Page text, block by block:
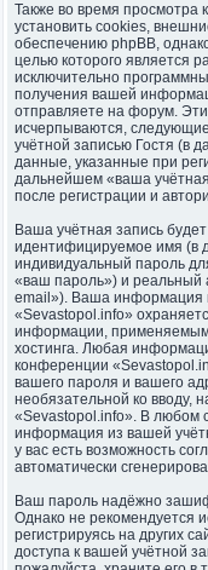
Также во время
установить cookies,
обеспечению phpBB,
целью которого является
исключительно
получения вашей
отправляете на форум.
исчерпываются,
учётной записью Гостя (в
данные, указанные при
дальнейшем «ваша
после регистрации и
Ваша учётная запись
идентифицируемое имя (в
индивидуальный пароль
«ваш пароль») и реальный
email»). Ваша информация
«Sevastopol.info»
информации,
хостинга. Любая
конференции
вашего пароля и вашего
необязательной ко вводу,
«Sevastopol.info». В любом
информация из вашей
у вас есть возможность
автоматически
Ваш пароль надёжно
Однако не рекомендуется
регистрируясь на других
доступа к вашей учётной